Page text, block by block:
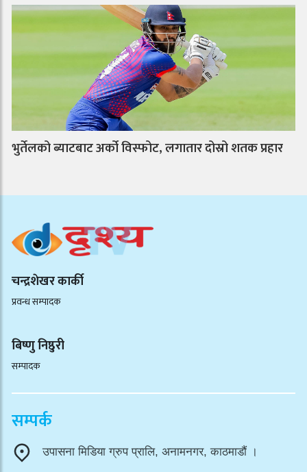
भुर्तेलको ब्याटबाट अर्को विस्फोट, लगातार दोस्रो शतक प्रहार
चन्द्रशेखर कार्की
प्रवन्ध सम्पादक
बिष्णु निष्ठुरी
सम्पादक
सम्पर्क
उपासना मिडिया ग्रुप प्रालि, अनामनगर, काठमाडौं ।